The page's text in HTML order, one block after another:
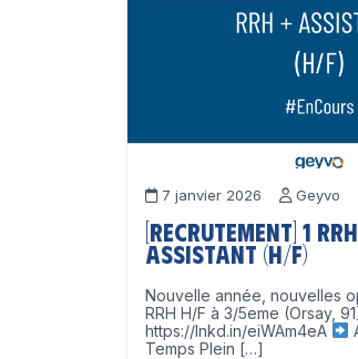
7 janvier 2026 Geyvo
[Recrutement] 1
Assistant (H/F)
Nouvelle année, nouvelles
RRH H/F à 3/5eme (Orsay,
https://lnkd.in/eiWAm4eA
Temps Plein […]